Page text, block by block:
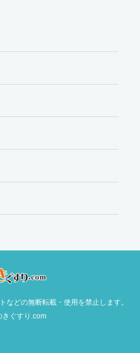
などの無断転載・使用を禁止します。
ぐすり.com